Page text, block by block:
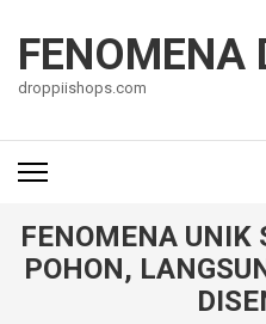
konten
(Tekan
FENOMENA
droppiishops.com
FENOMENA UNIK
POHON,